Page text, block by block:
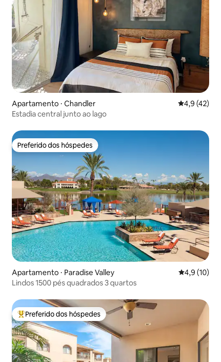
Apartamento ⋅ Chandler 4,9 de uma
4,9 (42)
Estadia central junto ao lago
Preferido dos hóspedes
Preferido dos hóspedes
Apartamento ⋅ Paradise Valley 4,9 de uma
4,9 (10)
Lindos 1500 pés quadrados 3 quartos
Entre os melhores preferidos dos hóspedes
Preferido dos hóspedes